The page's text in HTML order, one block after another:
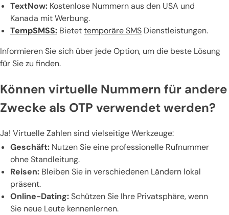
TextNow: Kostenlose Nummern aus den USA und
Kanada mit Werbung.
TempSMSS: Bietettemporäre SMS Dienstleistungen.
Informieren Sie sich über jede Option, um die beste Lösung
für Sie zu finden.
Können virtuelle Nummern für andere
Zwecke als OTP verwendet werden?
Ja! Virtuelle Zahlen sind vielseitige Werkzeuge:
Geschäft: Nutzen Sie eine professionelle Rufnummer
ohne Standleitung.
Reisen: Bleiben Sie in verschiedenen Ländern lokal
präsent.
Online-Dating:Schützen Sie Ihre Privatsphäre, wenn
Sie neue Leute kennenlernen.